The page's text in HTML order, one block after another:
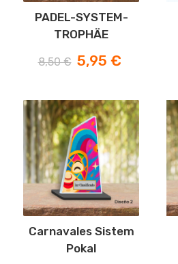
PADEL-SYSTEM-
TROPHÄE
Verkaufspreis
8,50 € Preis
5,95 €
Carnavales Sistem
Pokal